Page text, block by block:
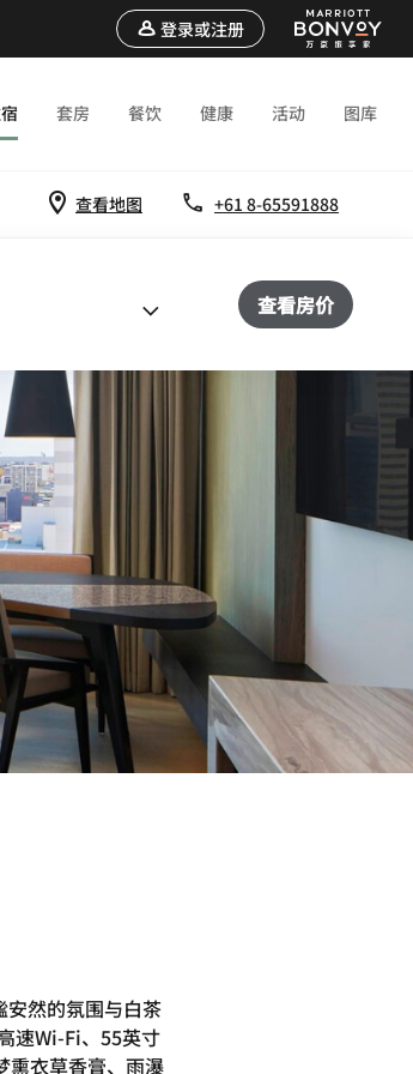
登录或注册
套房 餐饮 健康 活动 图库
查看地图 +61 8-65591888
查看房价
然的氛围与白茶
速Wi-Fi、55英寸
熏衣草香膏、雨瀑